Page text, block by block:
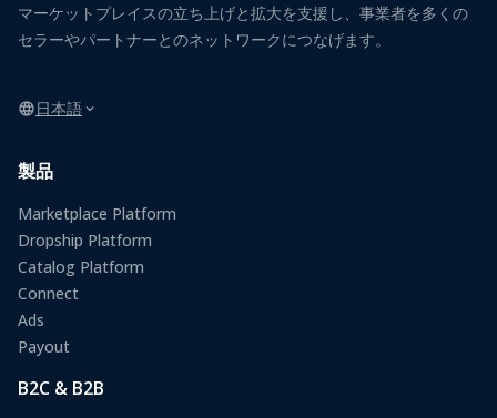
マーケットプレイスの立ち上げと拡大を支援し、事業者を多くの
セラーやパートナーとのネットワークにつなげます。
日本語
製品
Marketplace Platform
Dropship Platform
Catalog Platform
Connect
Ads
Payout
B2C & B2B